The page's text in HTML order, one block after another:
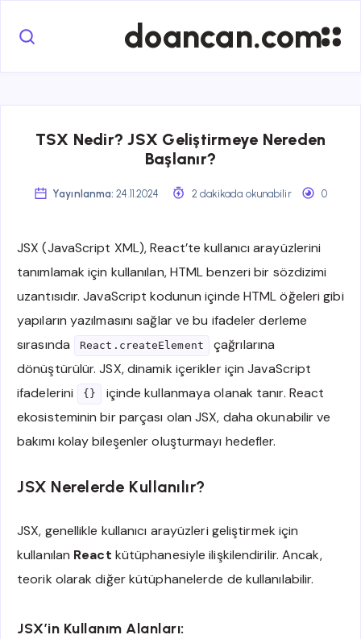
doancan.com
TSX Nedir? JSX Geliştirmeye Nereden
Başlanır?
Yayınlanma: 24.11.2024 2 dakikada okunabilir 0
JSX (JavaScript XML), React’te kullanıcı arayüzlerini
tanımlamak için kullanılan, HTML benzeri bir sözdizimi
uzantısıdır. JavaScript kodunun içinde HTML öğeleri gibi
yapıların yazılmasını sağlar ve bu ifadeler derleme
sırasında
React.createElement
çağrılarına
dönüştürülür. JSX, dinamik içerikler için JavaScript
ifadelerini
{}
içinde kullanmaya olanak tanır. React
ekosisteminin bir parçası olan JSX, daha okunabilir ve
bakımı kolay bileşenler oluşturmayı hedefler.
JSX Nerelerde Kullanılır?
JSX, genellikle kullanıcı arayüzleri geliştirmek için
kullanılan React kütüphanesiyle ilişkilendirilir. Ancak,
teorik olarak diğer kütüphanelerde de kullanılabilir.
JSX’in Kullanım Alanları: